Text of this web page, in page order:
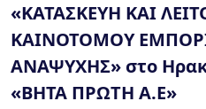
«ΚΑΤΑΣΚΕΥΗ ΚΑΙ
ΚΑΙΝΟΤΟΜΟΥ
ΑΝΑΨΥΧΗΣ» στο
«ΒΗΤΑ ΠΡΩΤΗ Α.Ε»